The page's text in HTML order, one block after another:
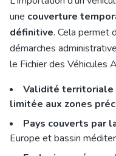
une couverture
définitive. Cela permet
démarches
le Fichier des Véhicules
Validité territoriale
limitée aux zones
Pays couverts par
Europe et bassin